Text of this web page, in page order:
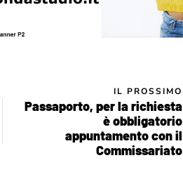
IL PROSSIMO
Passaporto, per la richiesta
è obbligatorio
appuntamento con il
Commissariato